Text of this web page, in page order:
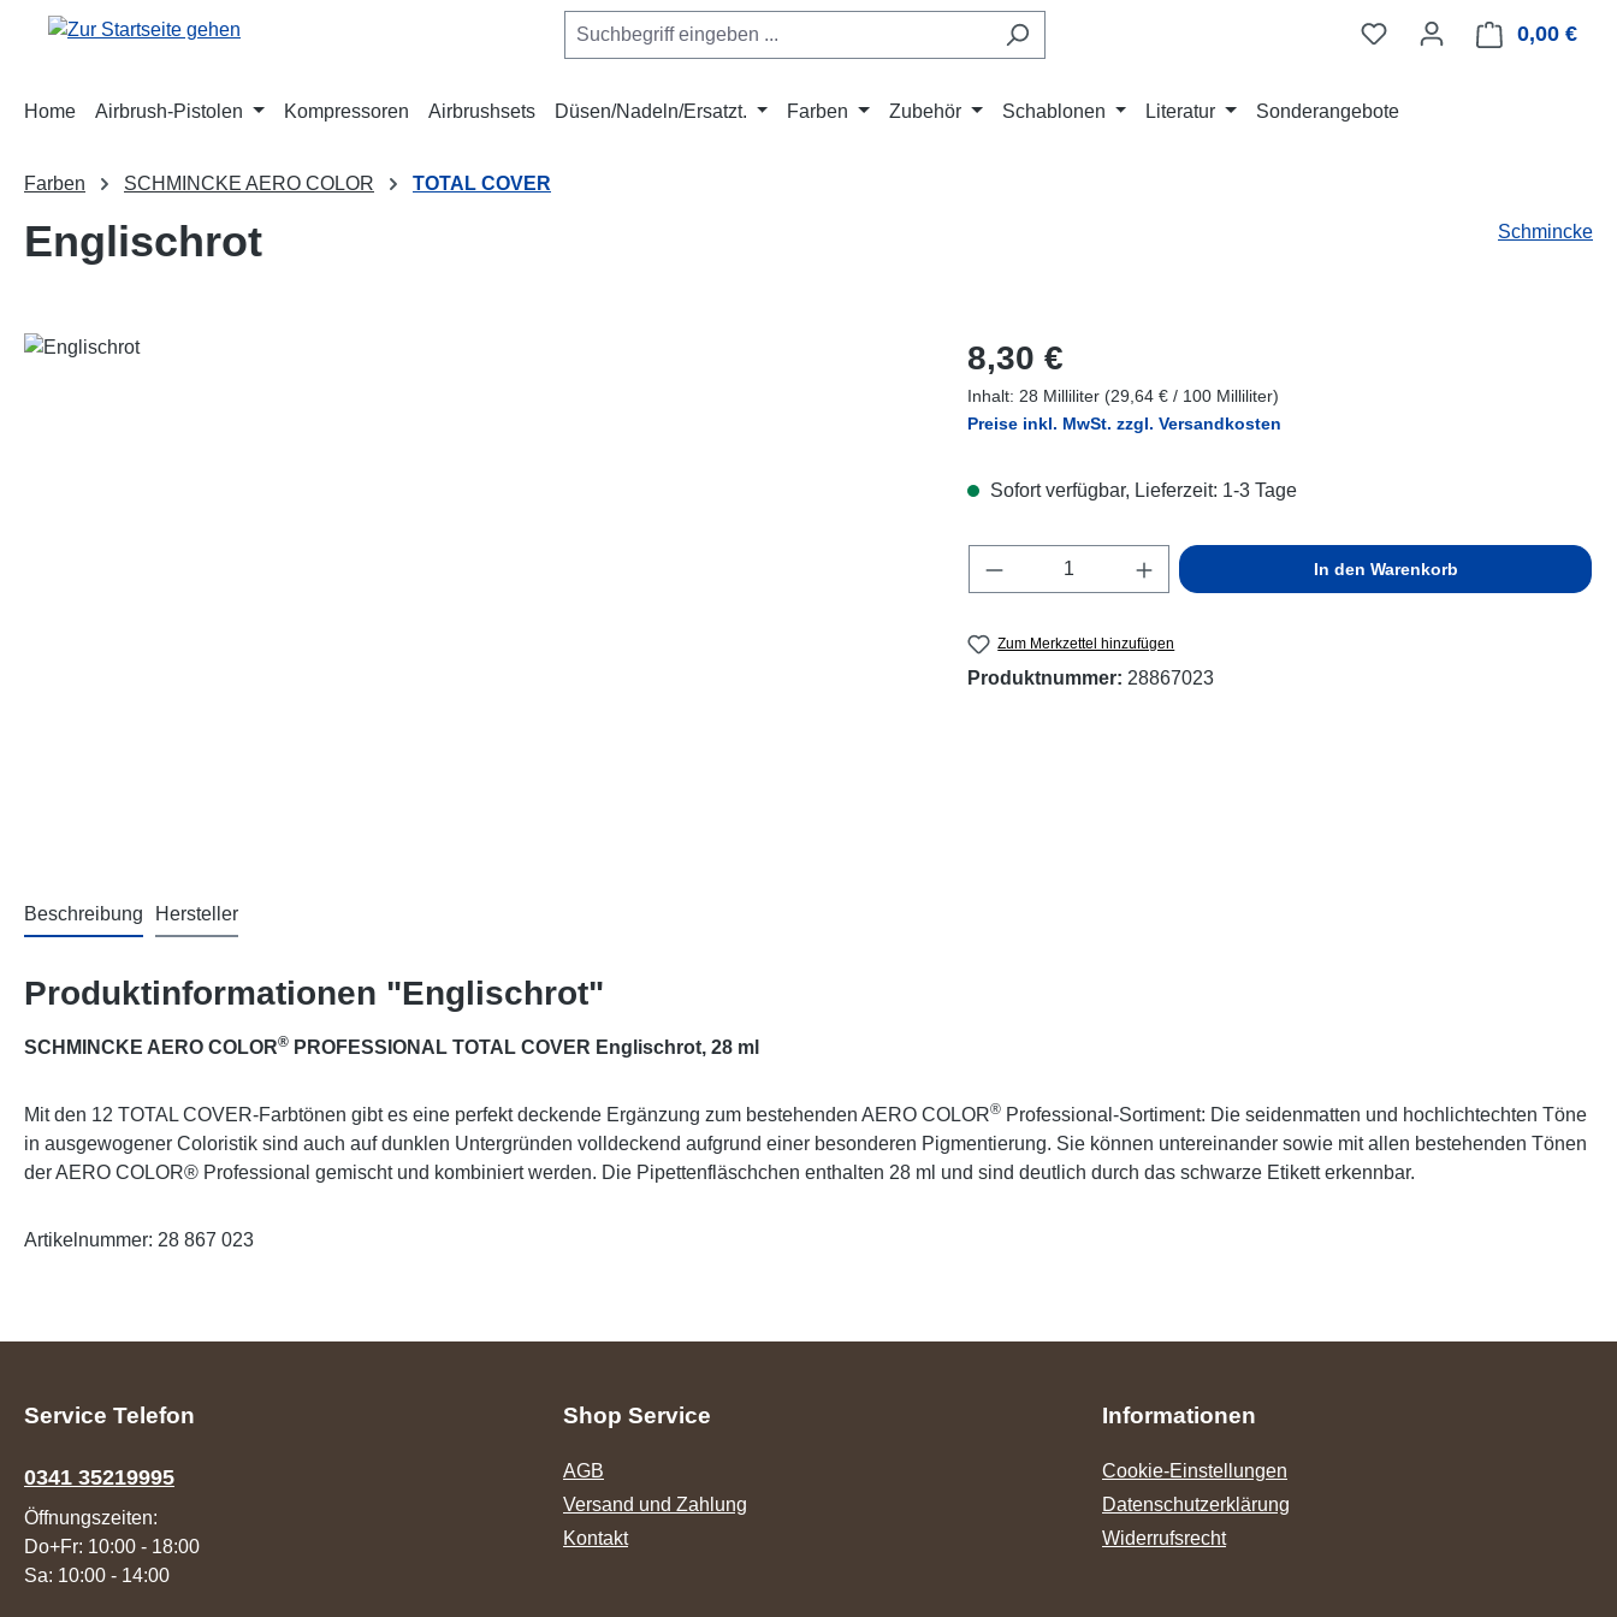
Hauptinhalt springen
Zur Suche springen
Zur Hauptnavigation springen 0,00 €
Home Airbrush-Pistolen Kompressoren Airbrushsets Düsen/Nadeln/Ersatzt. Farben Zubehör Schablonen Literatur Sonderangebote
Farben SCHMINCKE AERO COLOR TOTAL COVER
Englischrot Schmincke
Bildergalerie überspringen Regulärer Preis:
8,30 €
Inhalt: 28 Milliliter (29,64 € / 100 Milliliter)
Preise inkl. MwSt. zzgl. Versandkosten
Sofort verfügbar, Lieferzeit: 1-3 Tage
Produkt Anzahl: Gib den gewünschten Wert ein
In den Warenkorb
Zum Merkzettel hinzufügen
Produktnummer: 28867023
Beschreibung Hersteller
Produktinformationen "Englischrot"
SCHMINCKE AERO COLOR® PROFESSIONAL TOTAL COVER Englischrot, 28 ml
Mit den 12 TOTAL COVER-Farbtönen gibt es eine perfekt deckende Ergänzung zum bestehenden AERO COLOR® Professional-Sortiment: Die seidenmatten und hochlichtechten Töne
in ausgewogener Coloristik sind auch auf dunklen Untergründen volldeckend aufgrund einer besonderen Pigmentierung. Sie können untereinander sowie mit allen bestehenden Tönen
der AERO COLOR® Professional gemischt und kombiniert werden. Die Pipettenfläschchen enthalten 28 ml und sind deutlich durch das schwarze Etikett erkennbar.
Artikelnummer: 28 867 023
Service Telefon
0341 35219995
Öffnungszeiten:
Do+Fr: 10:00 - 18:00
Sa: 10:00 - 14:00
Shop Service
AGB
Versand und Zahlung
Kontakt
Informationen
Cookie-Einstellungen
Datenschutzerklärung
Widerrufsrecht